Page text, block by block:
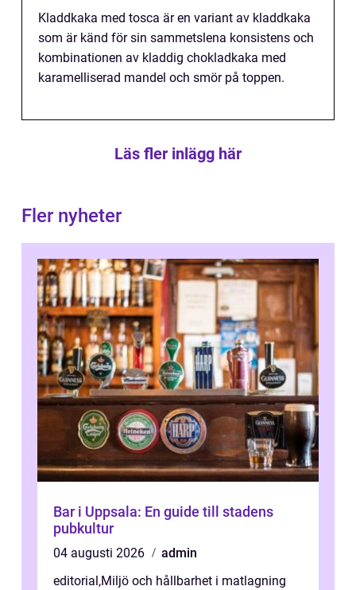
Kladdkaka med tosca är en variant av kladdkaka
som är känd för sin sammetslena konsistens och
kombinationen av kladdig chokladkaka med
karamelliserad mandel och smör på toppen.
Läs fler inlägg här
Fler nyheter
Bar i Uppsala: En guide till stadens
pubkultur
04 augusti 2026
admin
editorial,Miljö och hållbarhet i matlagning